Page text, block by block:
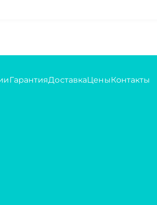
ГарантияДоставкаЦеныКонтакты